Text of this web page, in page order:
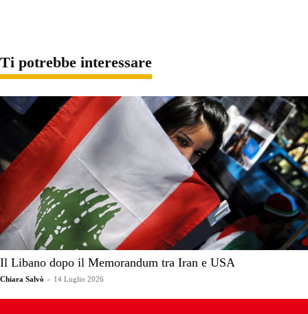
Ti potrebbe interessare
Il Libano dopo il Memorandum tra Iran e USA
Chiara Salvò - 14 Luglio 2026